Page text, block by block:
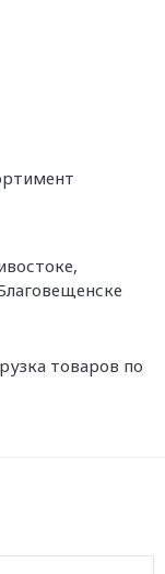
товаров по